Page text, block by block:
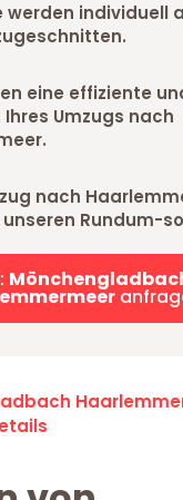
werden individuell
eine effiziente
Umzugs nach
nach
Rundum-